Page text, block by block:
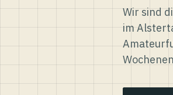
Wir sind
im